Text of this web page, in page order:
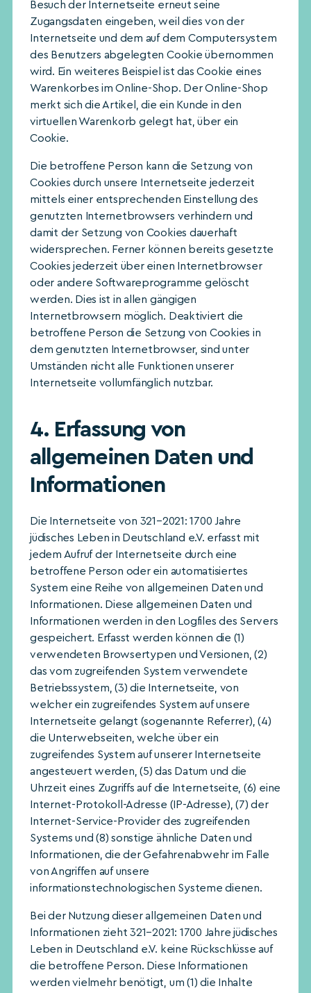
Besuch der Internetseite erneut seine
Zugangsdaten eingeben, weil dies von der
Internetseite und dem auf dem Computersystem
des Benutzers abgelegten Cookie übernommen
wird. Ein weiteres Beispiel ist das Cookie eines
Warenkorbes im Online-Shop. Der Online-Shop
merkt sich die Artikel, die ein Kunde in den
virtuellen Warenkorb gelegt hat, über ein
Cookie.
Die betroffene Person kann die Setzung von
Cookies durch unsere Internetseite jederzeit
mittels einer entsprechenden Einstellung des
genutzten Internetbrowsers verhindern und
damit der Setzung von Cookies dauerhaft
widersprechen. Ferner können bereits gesetzte
Cookies jederzeit über einen Internetbrowser
oder andere Softwareprogramme gelöscht
werden. Dies ist in allen gängigen
Internetbrowsern möglich. Deaktiviert die
betroffene Person die Setzung von Cookies in
dem genutzten Internetbrowser, sind unter
Umständen nicht alle Funktionen unserer
Internetseite vollumfänglich nutzbar.
4. Erfassung von
allgemeinen Daten und
Informationen
Die Internetseite von 321–2021: 1700 Jahre
jüdisches Leben in Deutschland e.V. erfasst mit
jedem Aufruf der Internetseite durch eine
betroffene Person oder ein automatisiertes
System eine Reihe von allgemeinen Daten und
Informationen. Diese allgemeinen Daten und
Informationen werden in den Logfiles des Servers
gespeichert. Erfasst werden können die (1)
verwendeten Browsertypen und Versionen, (2)
das vom zugreifenden System verwendete
Betriebssystem, (3) die Internetseite, von
welcher ein zugreifendes System auf unsere
Internetseite gelangt (sogenannte Referrer), (4)
die Unterwebseiten, welche über ein
zugreifendes System auf unserer Internetseite
angesteuert werden, (5) das Datum und die
Uhrzeit eines Zugriffs auf die Internetseite, (6) eine
Internet-Protokoll-Adresse (IP-Adresse), (7) der
Internet-Service-Provider des zugreifenden
Systems und (8) sonstige ähnliche Daten und
Informationen, die der Gefahrenabwehr im Falle
von Angriffen auf unsere
informationstechnologischen Systeme dienen.
Bei der Nutzung dieser allgemeinen Daten und
Informationen zieht 321–2021: 1700 Jahre jüdisches
Leben in Deutschland e.V. keine Rückschlüsse auf
die betroffene Person. Diese Informationen
werden vielmehr benötigt, um (1) die Inhalte